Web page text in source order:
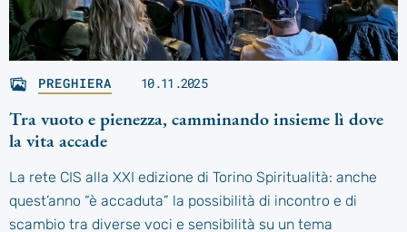
PREGHIERA 10.11.2025
Tra vuoto e pienezza, camminando insieme lì dove
la vita accade
La rete CIS alla XXI edizione di Torino Spiritualità: anche
quest’anno “è accaduta” la possibilità di incontro e di
scambio tra diverse voci e sensibilità su un tema